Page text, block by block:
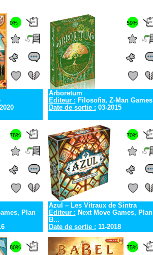
0% 59%
Arboretum
Editeur : Filosofia, Z-Man Games
Date de sortie : 03-2015
78%
Plan
70%
Azul – Les Vitraux de Sintra
Editeur : Next Move Games, Plan
B...
Date de sortie : 11-2018
80% 75%